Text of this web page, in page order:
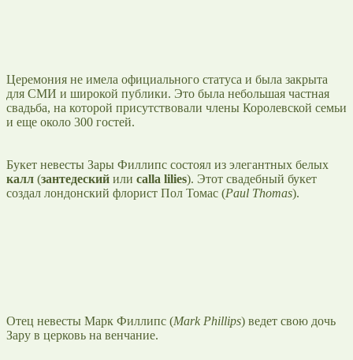
Церемония не имела официального статуса и была закрыта
для СМИ и широкой публики. Это была небольшая частная
свадьба, на которой присутствовали члены Королевской семьи
и еще около 300 гостей.
Букет невесты Зары Филлипс состоял из элегантных белых
калл (зантедеский или calla lilies). Этот свадебный букет
создал лондонский флорист Пол Томас (Paul Thomas).
Отец невесты Марк Филлипс (Mark Phillips) ведет свою дочь
Зару в церковь на венчание.